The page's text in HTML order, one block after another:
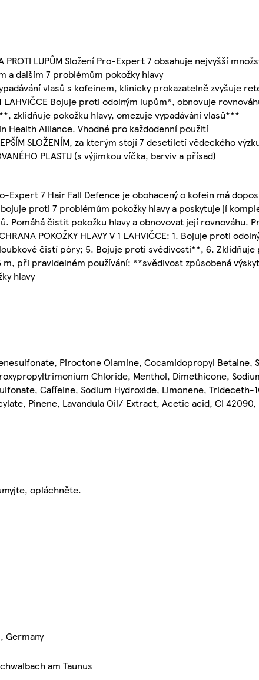
PROTI LUPŮM Složení Pro-Expert 7 obsahuje nejvyšší
a dalším 7 problémům pokožky hlavy
vlasů s kofeinem, klinicky prokazatelně zvyšuje
1 LAHVIČCE Bojuje proti odolným lupům*, obnovuje
zklidňuje pokožku hlavy, omezuje vypadávání vlasů***
Health Alliance. Vhodné pro každodenní použití
SLOŽENÍM, za kterým stojí 7 desetiletí vědeckého
PLASTU (s výjimkou víčka, barviv a přísad)
Expert 7 Hair Fall Defence je obohacený o kofein má
proti 7 problémům pokožky hlavy a poskytuje jí
Pomáhá čistit pokožku hlavy a obnovovat její rovnováhu.
POKOŽKY HLAVY V 1 LAHVIČCE: 1. Bojuje proti
čistí póry; 5. Bojuje proti svědivosti**, 6. Zklidňuje
při pravidelném používání; **svědivost způsobená
hlavy
Piroctone Olamine, Cocamidopropyl
Chloride, Menthol, Dimethicone,
Caffeine, Sodium Hydroxide, Limonene,
Pinene, Lavandula Oil/ Extract, Acetic acid, CI
opláchněte.
Germany
am Taunus